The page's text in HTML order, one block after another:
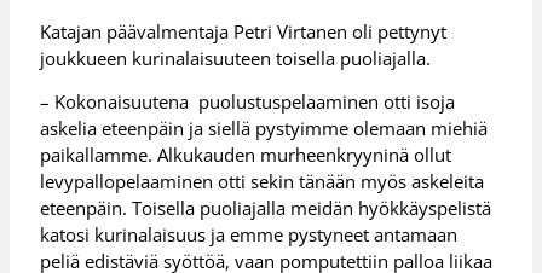
Katajan päävalmentaja Petri Virtanen oli pettynyt
joukkueen kurinalaisuuteen toisella puoliajalla.
– Kokonaisuutena puolustuspelaaminen otti isoja
askelia eteenpäin ja siellä pystyimme olemaan miehiä
paikallamme. Alkukauden murheenkryyninä ollut
levypallopelaaminen otti sekin tänään myös askeleita
eteenpäin. Toisella puoliajalla meidän hyökkäyspelistä
katosi kurinalaisuus ja emme pystyneet antamaan
peliä edistäviä syöttöä, vaan pomputettiin palloa liikaa